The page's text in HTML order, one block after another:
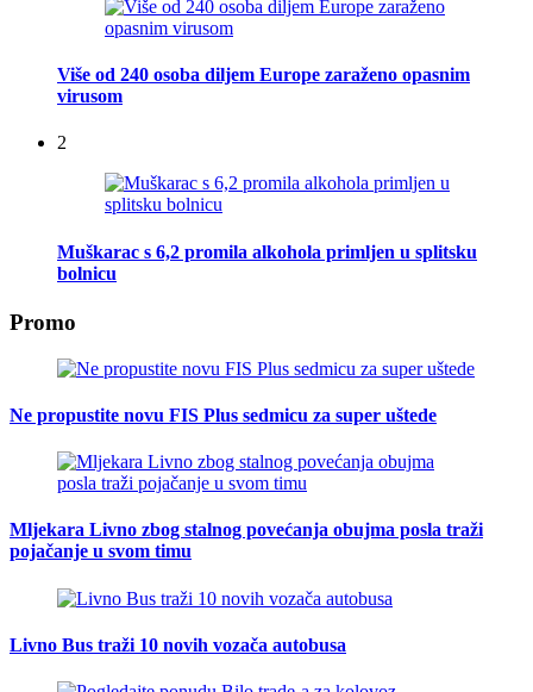
Više od 240 osoba diljem Europe zaraženo opasnim
virusom
2
Muškarac s 6,2 promila alkohola primljen u splitsku
bolnicu
Promo
Ne propustite novu FIS Plus sedmicu za super uštede
Mljekara Livno zbog stalnog povećanja obujma posla traži
pojačanje u svom timu
Livno Bus traži 10 novih vozača autobusa